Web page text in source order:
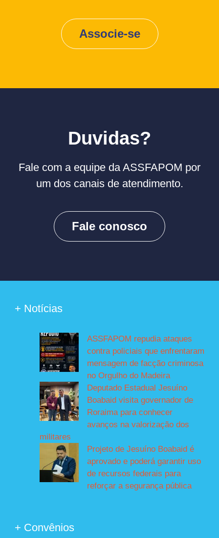
Associe-se
Duvidas?
Fale com a equipe da ASSFAPOM por
um dos canais de atendimento.
Fale conosco
+ Notícias
ASSFAPOM repudia ataques
contra policiais que enfrentaram
mensagem de facção criminosa
no Orgulho do Madeira
Deputado Estadual Jesuíno
Boabaid visita governador de
Roraima para conhecer
avanços na valorização dos
militares
Projeto de Jesuíno Boabaid é
aprovado e poderá garantir uso
de recursos federais para
reforçar a segurança pública
+ Convênios